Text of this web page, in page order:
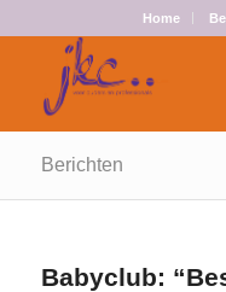
Home
Berichten
Babyclub: